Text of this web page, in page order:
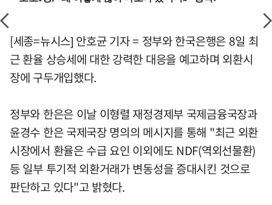
[세종=뉴시스] 안호균 기자 = 정부와 한국은행은 8일 최
근 환율 상승세에 대한 강력한 대응을 예고하며 외환시
장에 구두개입했다.
정부와 한은은 이날 이형렬 재정경제부 국제금융국장과
윤경수 한은 국제국장 명의의 메시지를 통해 "최근 외환
시장에서 환율은 수급 요인 이외에도 NDF(역외선물환)
등 일부 투기적 외환거래가 변동성을 증대시킨 것으로
판단하고 있다"고 밝혔다.